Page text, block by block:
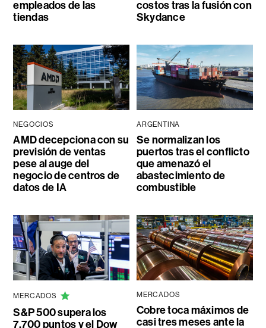
empleados de las
tiendas
costos tras la fusión con
Skydance
NEGOCIOS
AMD decepciona con su
previsión de ventas
pese al auge del
negocio de centros de
datos de IA
ARGENTINA
Se normalizan los
puertos tras el conflicto
que amenazó el
abastecimiento de
combustible
MERCADOS
S&P 500 supera los
7.700 puntos y el Dow
MERCADOS
Cobre toca máximos de
casi tres meses ante la